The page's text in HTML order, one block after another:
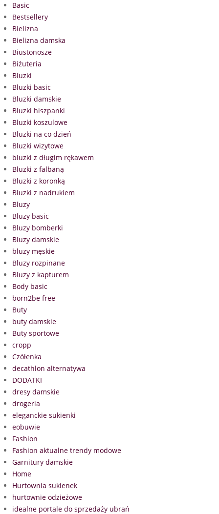
Basic
Bestsellery
Bielizna
Bielizna damska
Biustonosze
Biżuteria
Bluzki
Bluzki basic
Bluzki damskie
Bluzki hiszpanki
Bluzki koszulowe
Bluzki na co dzień
Bluzki wizytowe
bluzki z długim rękawem
Bluzki z falbaną
Bluzki z koronką
Bluzki z nadrukiem
Bluzy
Bluzy basic
Bluzy bomberki
Bluzy damskie
bluzy męskie
Bluzy rozpinane
Bluzy z kapturem
Body basic
born2be free
Buty
buty damskie
Buty sportowe
cropp
Czółenka
decathlon alternatywa
DODATKI
dresy damskie
drogeria
eleganckie sukienki
eobuwie
Fashion
Fashion aktualne trendy modowe
Garnitury damskie
Home
Hurtownia sukienek
hurtownie odzieżowe
idealne portale do sprzedaży ubrań